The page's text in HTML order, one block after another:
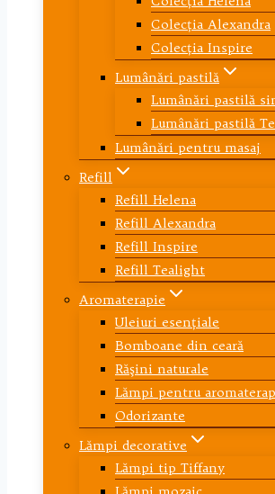
Colecţia Alexandra
Colecţia Inspire
Lumânări pastilă
Lumânări pastilă
Lumânări pastilă
Lumânări pentru masaj
Refill
Refill Helena
Refill Alexandra
Refill Inspire
Refill Tealight
Aromaterapie
Uleiuri esenţiale
Bomboane din ceară
Răşini naturale
Lămpi pentru
Odorizante
Lămpi decorative
Lămpi tip Tiffany